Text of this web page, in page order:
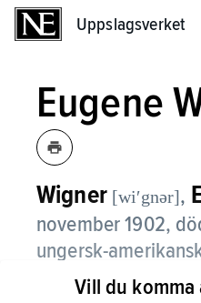
Uppslagsverket
Eugene
Wigner [wiʹgnər],
november 1902,
ungersk-
verksam inom
Vill du